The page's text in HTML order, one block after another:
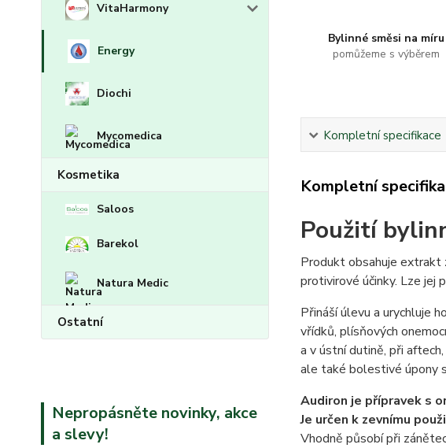
VitaHarmony
Energy
Diochi
Mycomedica
Kosmetika
Saloos
Barekol
Natura Medic
Ostatní
Nepropásněte novinky, akce
a slevy!
Bylinné směsi na míru
pomůžeme s výběrem
Kompletní specifikace
Kompletní
Použití
Produkt obsahuje extrakt
protivirové účinky. Lze jej
Přináší úlevu a urychluje
vřídků, plísňových
a v ústní dutině, při
ale také bolestivé úpony
Audiron je přípravek s
Je určen k zevnímu
Vhodně působí při